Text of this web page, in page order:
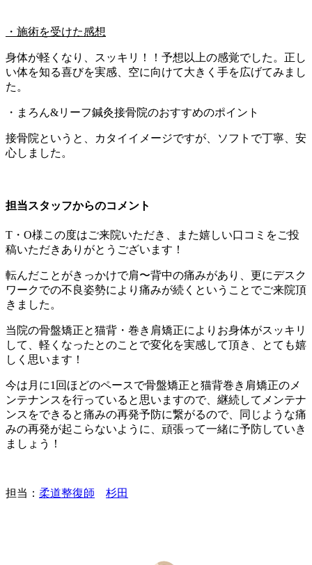
・施術を受けた感想
身体が軽くなり、スッキリ！！予想以上の感覚でした。正し
い体を知る喜びを実感、空に向けて大きく手を広げてみまし
た。
・まろん&リーフ鍼灸接骨院のおすすめのポイント
接骨院というと、カタイイメージですが、ソフトで丁寧、安
心しました。
担当スタッフからのコメント
T・O様この度はご来院いただき、また嬉しい口コミをご投
稿いただきありがとうございます！
転んだことがきっかけで肩〜背中の痛みがあり、更にデスク
ワークでの不良姿勢により痛みが続くということでご来院頂
きました。
当院の骨盤矯正と猫背・巻き肩矯正によりお身体がスッキリ
して、軽くなったとのことで変化を実感して頂き、とても嬉
しく思います！
今は月に1回ほどのペースで骨盤矯正と猫背巻き肩矯正のメ
ンテナンスを行っていると思いますので、継続してメンテナ
ンスをできると痛みの再発予防に繋がるので、同じような痛
みの再発が起こらないように、頑張って一緒に予防していき
ましょう！
担当： 柔道整復師 杉田